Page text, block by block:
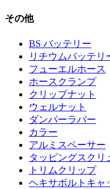
その他
BS バッテリー
リチウムバッテリ
フューエルホース
ホースクランプ
クリップナット
ウェルナット
ダンパーラバー
カラー
アルミスペーサー
タッピングスクリ
トリムクリップ
ヘキサボルトキャ